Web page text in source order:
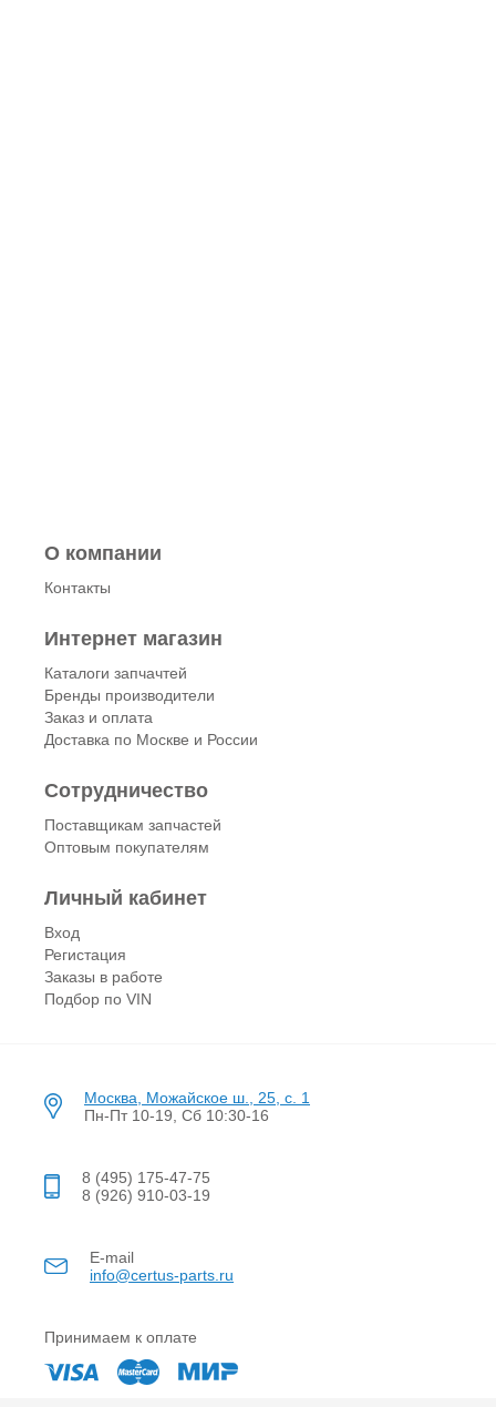
О компании
Контакты
Интернет магазин
Каталоги запчачтей
Бренды производители
Заказ и оплата
Доставка по Москве и России
Сотрудничество
Поставщикам запчастей
Оптовым покупателям
Личный кабинет
Вход
Регистация
Заказы в работе
Подбор по VIN
Москва, Можайское ш., 25, с. 1
Пн-Пт 10-19, Сб 10:30-16
8 (495) 175-47-75
8 (926) 910-03-19
E-mail
info@certus-parts.ru
Принимаем к оплате